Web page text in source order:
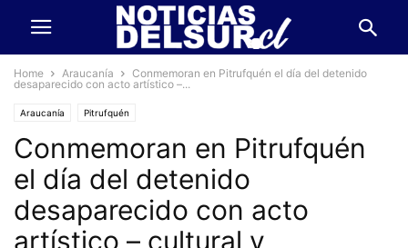
Home Araucanía
Conmemoran en Pitrufquén el día del detenido
desaparecido con acto artístico –...
Araucanía Pitrufquén
Conmemoran en Pitrufquén
el día del detenido
desaparecido con acto
artístico – cultural y